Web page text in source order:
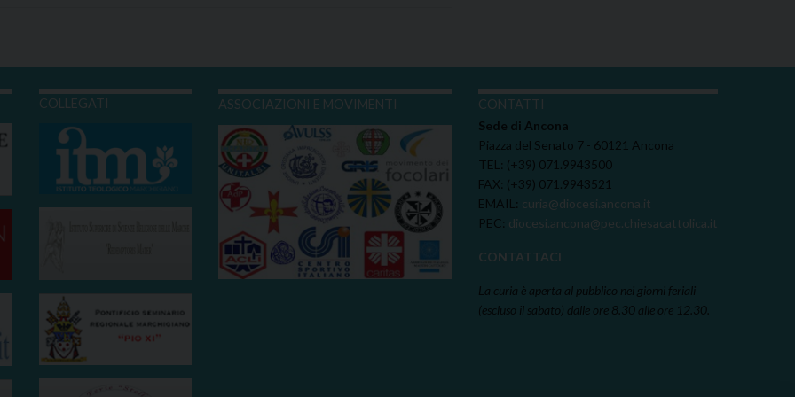
COLLEGATI ASSOCIAZIONI E MOVIMENTI
CONTATTI
Sede di Ancona
Piazza del Senato 7 - 60121 Ancona
TEL: (+39) 071.9943500
FAX: (+39) 071.9943521
EMAIL: curia@diocesi.ancona.it
PEC: diocesi.ancona@pec.chiesacattolica.it
CONTATTACI
La curia è aperta al pubblico nei giorni feriali
(escluso il sabato) dalle ore 8.30 alle ore 12.30.